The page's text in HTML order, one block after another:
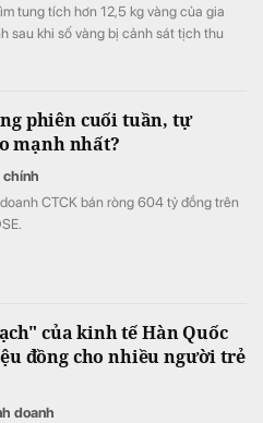
tung tích hơn 12,5 kg vàng của gia
sau khi số vàng bị cảnh sát tịch thu
phiên cuối tuần, tự
mạnh nhất?
chính
CTCK bán ròng 604 tỷ đồng trên
của kinh tế Hàn Quốc
đồng cho nhiều người trẻ
doanh